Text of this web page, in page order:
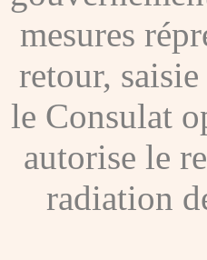
mesures
retour,
le Consulat
autorise le
radiation